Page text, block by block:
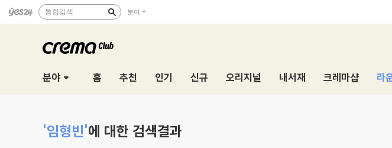
통합검색 분야
분야 홈 추천 인기 신규 오리지널 내서재 크레마샵 라
'임형빈'에 대한 검색결과